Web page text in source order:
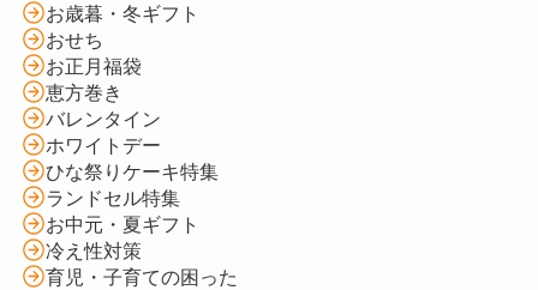
お歳暮・冬ギフト
おせち
お正月福袋
恵方巻き
バレンタイン
ホワイトデー
ひな祭りケーキ特集
ランドセル特集
お中元・夏ギフト
冷え性対策
育児・子育ての困った